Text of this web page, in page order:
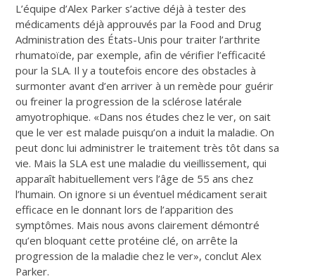
L’équipe d’Alex Parker s’active déjà à tester des
médicaments déjà approuvés par la Food and Drug
Administration des États-Unis pour traiter l’arthrite
rhumatoïde, par exemple, afin de vérifier l’efficacité
pour la SLA. Il y a toutefois encore des obstacles à
surmonter avant d’en arriver à un remède pour guérir
ou freiner la progression de la sclérose latérale
amyotrophique. «Dans nos études chez le ver, on sait
que le ver est malade puisqu’on a induit la maladie. On
peut donc lui administrer le traitement très tôt dans sa
vie. Mais la SLA est une maladie du vieillissement, qui
apparaît habituellement vers l’âge de 55 ans chez
l’humain. On ignore si un éventuel médicament serait
efficace en le donnant lors de l’apparition des
symptômes. Mais nous avons clairement démontré
qu’en bloquant cette protéine clé, on arrête la
progression de la maladie chez le ver», conclut Alex
Parker.